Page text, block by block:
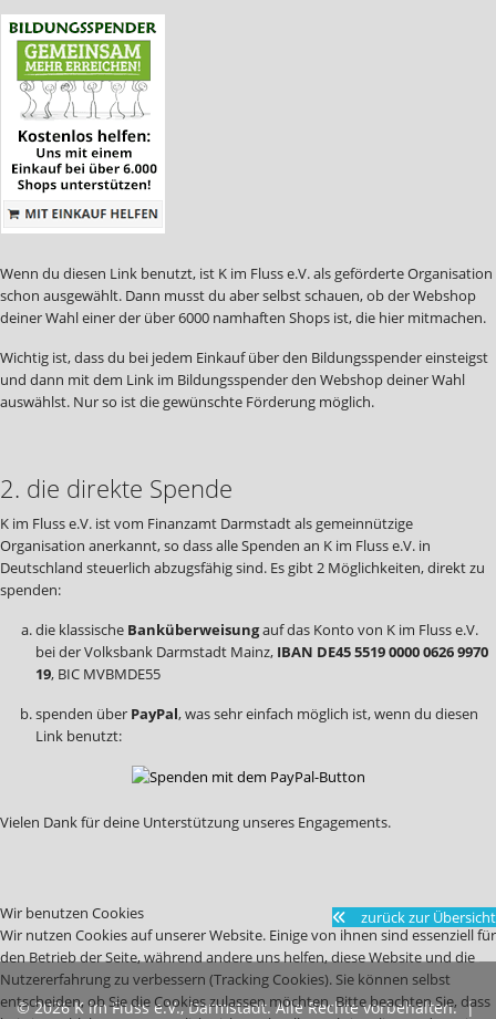
Wenn du diesen Link benutzt, ist K im Fluss e.V. als geförderte Organisation
schon ausgewählt. Dann musst du aber selbst schauen, ob der Webshop
deiner Wahl einer der über 6000 namhaften Shops ist, die hier mitmachen.
Wichtig ist, dass du bei jedem Einkauf über den Bildungsspender einsteigst
und dann mit dem Link im Bildungsspender den Webshop deiner Wahl
auswählst. Nur so ist die gewünschte Förderung möglich.
2. die direkte Spende
K im Fluss e.V. ist vom Finanzamt Darmstadt als gemeinnützige
Organisation anerkannt, so dass alle Spenden an K im Fluss e.V. in
Deutschland steuerlich abzugsfähig sind. Es gibt 2 Möglichkeiten, direkt zu
spenden:
die klassische Banküberweisungauf das Konto von K im Fluss e.V.
bei der Volksbank Darmstadt Mainz, IBAN DE45 5519 0000 0626 9970
19, BIC MVBMDE55
spenden über PayPal, was sehr einfach möglich ist, wenn du diesen
Link benutzt:
Vielen Dank für deine Unterstützung unseres Engagements.
zurück zur Übersicht
© 2026 K im Fluss e.V., Darmstadt. Alle Rechte vorbehalten. |
Wir benutzen Cookies
Wir nutzen Cookies auf unserer Website. Einige von ihnen sind essenziell für
den Betrieb der Seite, während andere uns helfen, diese Website und die
Nutzererfahrung zu verbessern (Tracking Cookies). Sie können selbst
entscheiden, ob Sie die Cookies zulassen möchten. Bitte beachten Sie, dass